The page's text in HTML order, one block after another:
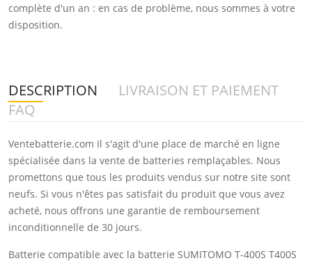
complète d'un an : en cas de problème, nous sommes à votre
disposition.
DESCRIPTION
LIVRAISON ET PAIEMENT
FAQ
Ventebatterie.com Il s'agit d'une place de marché en ligne
spécialisée dans la vente de batteries remplaçables. Nous
promettons que tous les produits vendus sur notre site sont
neufs. Si vous n'êtes pas satisfait du produit que vous avez
acheté, nous offrons une garantie de remboursement
inconditionnelle de 30 jours.
Batterie compatible avec la batterie SUMITOMO T-400S T400S